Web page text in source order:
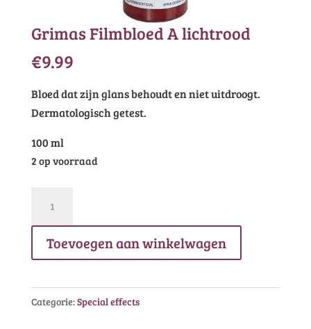
Grimas Filmbloed A lichtrood
€9.99
Bloed dat zijn glans behoudt en niet uitdroogt.
Dermatologisch getest.
100 ml
2 op voorraad
Filmbloed
lichtrood
Toevoegen aan winkelwagen
Categorie:Special effects